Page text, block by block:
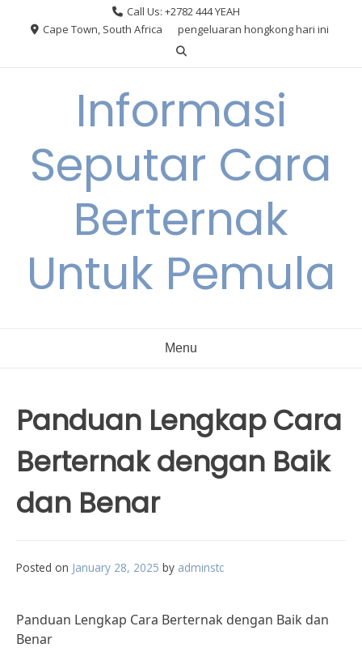
Call Us: +2782 444 YEAH
Cape Town, South Africa
pengeluaran hongkong hari ini
Informasi
Seputar Cara
Berternak
Untuk Pemula
Menu
Panduan Lengkap Cara
Berternak dengan Baik
dan Benar
Posted on January 28, 2025 by adminstc
Panduan Lengkap Cara Berternak dengan Baik dan
Benar